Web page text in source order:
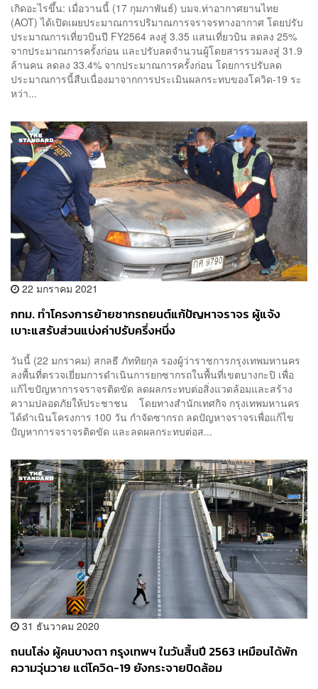
เกิดอะไรขึ้น: เมื่อวานนี้ (17 กุมภาพันธ์) บมจ.ท่าอากาศยานไทย
(AOT) ได้เปิดเผยประมาณการปริมาณการจราจรทางอากาศ โดยปรับ
ประมาณการเที่ยวบินปี FY2564 ลงสู่ 3.35 แสนเที่ยวบิน ลดลง 25%
จากประมาณการครั้งก่อน และปรับลดจำนวนผู้โดยสารรวมลงสู่ 31.9
ล้านคน ลดลง 33.4% จากประมาณการครั้งก่อน โดยการปรับลด
ประมาณการนี้สืบเนื่องมาจากการประเมินผลกระทบของโควิด-19 ระ
หว่า...
22 มกราคม 2021
กทม. ทำโครงการย้ายซากรถยนต์แก้ปัญหาจราจร ผู้แจ้ง
เบาะแสรับส่วนแบ่งค่าปรับครึ่งหนึ่ง
วันนี้ (22 มกราคม) สกลธี ภัททิยกุล รองผู้ว่าราชการกรุงเทพมหานคร
ลงพื้นที่ตรวจเยี่ยมการดำเนินการยกซากรถในพื้นที่เขตบางกะปิ เพื่อ
แก้ไขปัญหาการจราจรติดขัด ลดผลกระทบต่อสิ่งแวดล้อมและสร้าง
ความปลอดภัยให้ประชาชน โดยทางสำนักเทศกิจ กรุงเทพมหานคร
ได้ดำเนินโครงการ 100 วัน กำจัดซากรถ ลดปัญหาจราจรเพื่อแก้ไข
ปัญหาการจราจรติดขัด และลดผลกระทบต่อส...
31 ธันวาคม 2020
ถนนโล่ง ผู้คนบางตา กรุงเทพฯ ในวันสิ้นปี 2563 เหมือนได้พัก
ความวุ่นวาย แต่โควิด-19 ยังกระจายปิดล้อม